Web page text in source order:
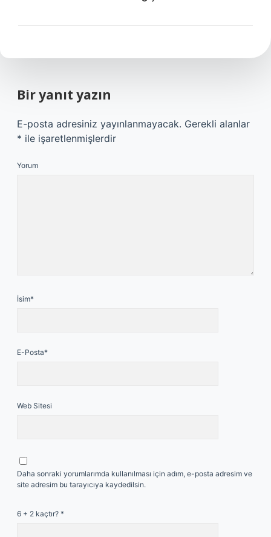
Bir yanıt yazın
E-posta adresiniz yayınlanmayacak. Gerekli alanlar
* ile işaretlenmişlerdir
Yorum
İsim*
E-Posta*
Web Sitesi
Daha sonraki yorumlarımda kullanılması için adım, e-posta adresim ve
site adresim bu tarayıcıya kaydedilsin.
6 + 2 kaçtır? *